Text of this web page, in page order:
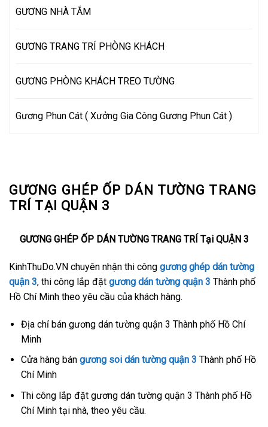
GƯƠNG GHÉP ỐP DÁN TƯỜNG TRANG
TRÍ TẠI QUẬN 3
GƯƠNG GHÉP ỐP DÁN TƯỜNG TRANG TRÍ Tại QUẬN 3
KinhThuDo.VN chuyên nhận thi công gương ghép dán tường
quận 3, thi công lắp đặt gương dán tường quận 3 Thành phố
Hồ Chí Minh theo yêu cầu của khách hàng.
Địa chỉ bán gương dán tường quận 3 Thành phố Hồ Chí
Minh
Cửa hàng bán gương soi dán tường quận 3 Thành phố Hồ
Chí Minh
Thi công lắp đặt gương dán tường quận 3 Thành phố Hồ
Chí Minh tại nhà, theo yêu cầu.
GƯƠNG NHÀ TẮM
GƯƠNG TRANG TRÍ PHÒNG KHÁCH
GƯƠNG PHÒNG KHÁCH TREO TƯỜNG
Gương Phun Cát ( Xưởng Gia Công Gương Phun Cát )